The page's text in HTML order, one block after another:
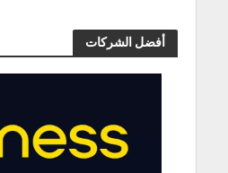
أفضل الشركات